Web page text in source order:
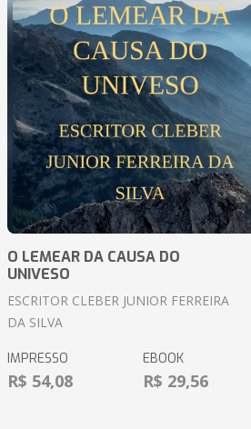
O LEMEAR DA CAUSA DO
UNIVESO
ESCRITOR CLEBER JUNIOR FERREIRA
DA SILVA
IMPRESSO
R$ 54,08
EBOOK
R$ 29,56